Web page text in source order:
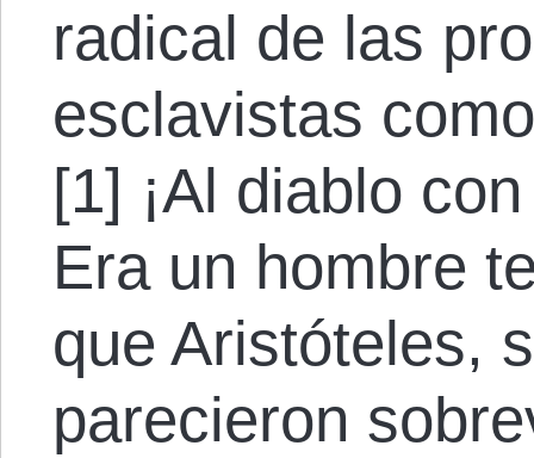
radical de las
esclavistas
[1] ¡Al diablo
Era un hombre
que Aristóteles,
parecieron